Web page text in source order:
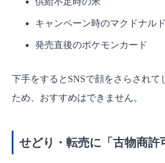
キャンペーン時のマクドナル
発売直後のポケモンカード
下手をするとSNSで顔をさらされて
ため、おすすめはできません。
せどり・転売に「古物商許